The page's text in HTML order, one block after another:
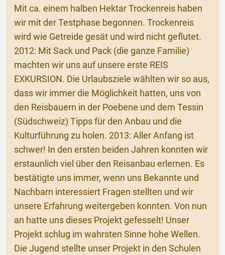
Mit ca. einem halben Hektar Trockenreis haben
wir mit der Testphase begonnen. Trockenreis
wird wie Getreide gesät und wird nicht geflutet.
2012: Mit Sack und Pack (die ganze Familie)
machten wir uns auf unsere erste REIS
EXKURSION. Die Urlaubsziele wählten wir so aus,
dass wir immer die Möglichkeit hatten, uns von
den Reisbauern in der Poebene und dem Tessin
(Südschweiz) Tipps für den Anbau und die
Kulturführung zu holen. 2013: Aller Anfang ist
schwer! In den ersten beiden Jahren konnten wir
erstaunlich viel über den Reisanbau erlernen. Es
bestätigte uns immer, wenn uns Bekannte und
Nachbarn interessiert Fragen stellten und wir
unsere Erfahrung weitergeben konnten. Von nun
an hatte uns dieses Projekt gefesselt! Unser
Projekt schlug im wahrsten Sinne hohe Wellen.
Die Jugend stellte unser Projekt in den Schulen